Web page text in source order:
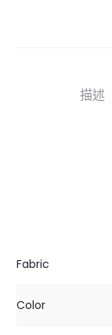
描述
Fabric
Color